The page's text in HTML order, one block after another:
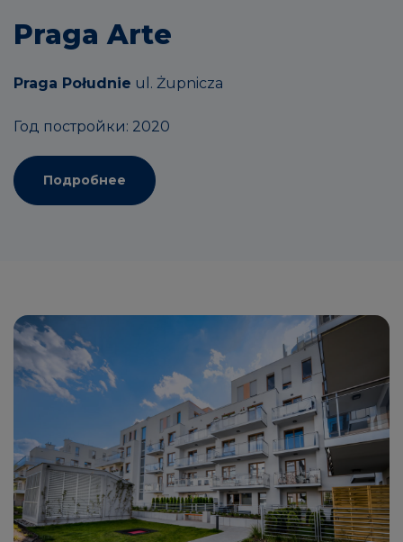
Praga Arte
Praga Południe ul. Żupnicza
Год постройки: 2020
Подробнее